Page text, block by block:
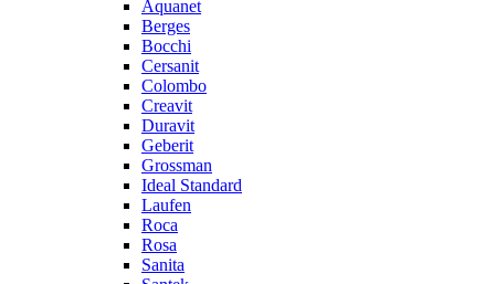
Aquanet
Berges
Bocchi
Cersanit
Colombo
Creavit
Duravit
Geberit
Grossman
Ideal Standard
Laufen
Roca
Rosa
Sanita